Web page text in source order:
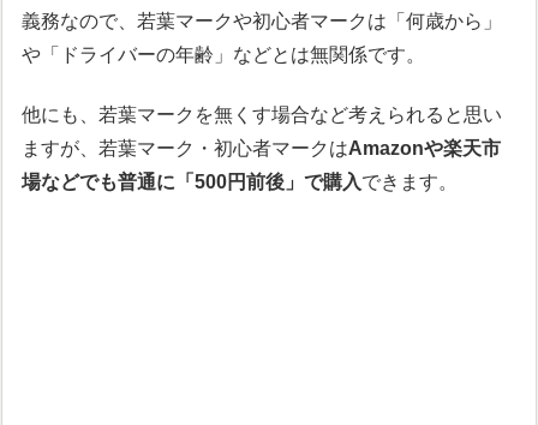
義務なので、若葉マークや初心者マークは「何歳から」
や「ドライバーの年齢」などとは無関係です。
他にも、若葉マークを無くす場合など考えられると思い
ますが、若葉マーク・初心者マークはAmazonや楽天市
場などでも普通に「500円前後」で購入できます。